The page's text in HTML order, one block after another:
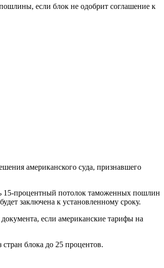
если блок не одобрит соглашение к
американского суда, признавшего
15-процентный потолок таможенных пошлин
заключена к установленному сроку.
если американские тарифы на
блока до 25 процентов.